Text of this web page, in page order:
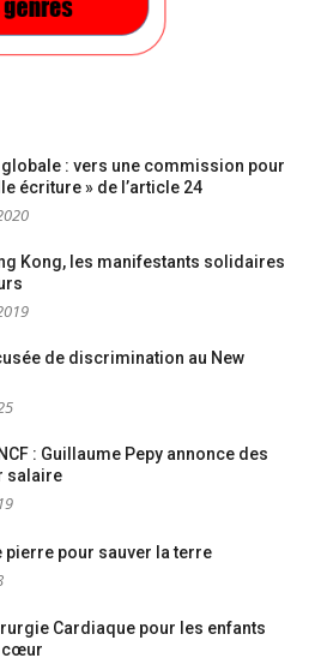
: vers une commission pour
écriture » de l’article 24
Kong, les manifestants solidaires
de discrimination au New
: Guillaume Pepy annonce des
salaire
pierre pour sauver la terre
Cardiaque pour les enfants
cœur